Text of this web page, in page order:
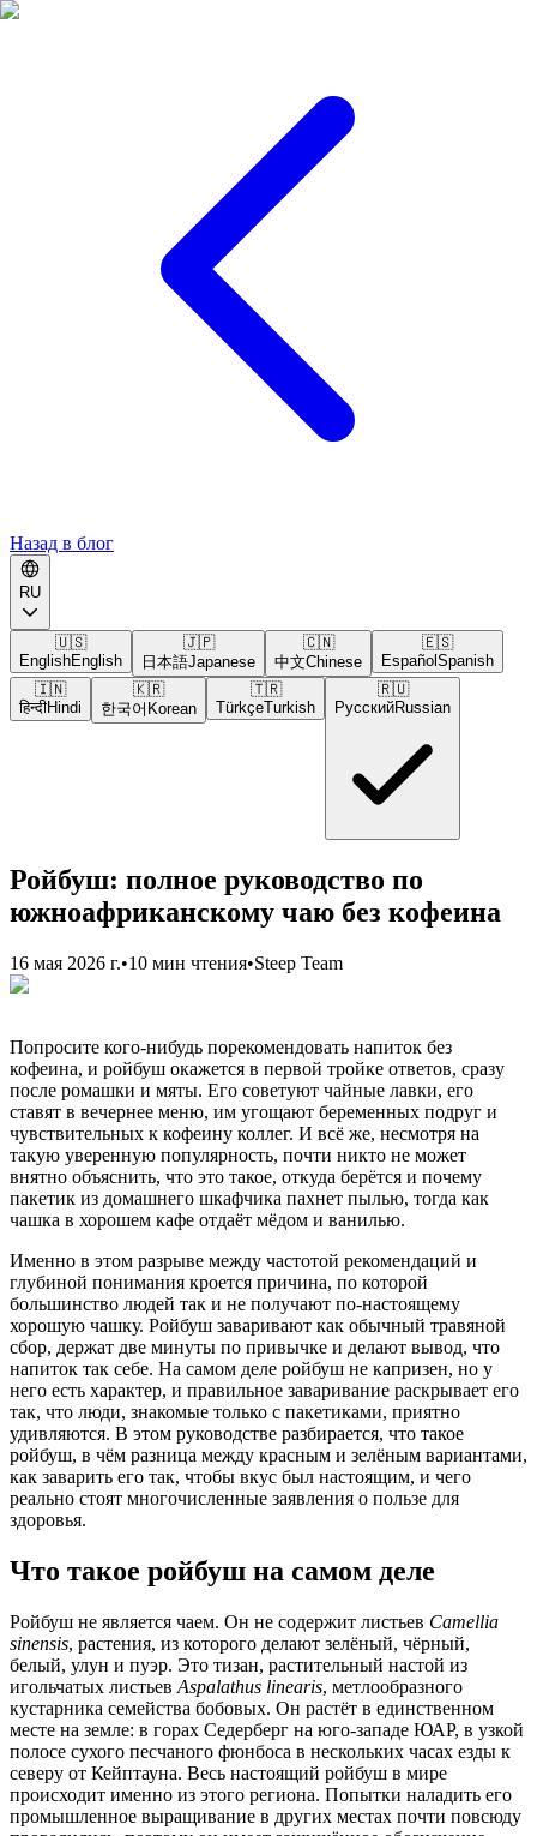
Назад в блог
RU
🇺🇸
EnglishEnglish
🇯🇵
日本語Japanese
🇨🇳
中文Chinese
🇪🇸
Español Spanish
🇮🇳
हिन्दीHindi
🇰🇷
한국어 Korean
🇹🇷
TürkçeTurkish
🇷🇺
РусскийRussian
Ройбуш: полное руководство по
южноафриканскому чаю без кофеина
16 мая 2026 г.•10 мин чтения•Steep Team
Попросите кого-нибудь порекомендовать напиток без
кофеина, и ройбуш окажется в первой тройке ответов, сразу
после ромашки и мяты. Его советуют чайные лавки, его
ставят в вечернее меню, им угощают беременных подруг и
чувствительных к кофеину коллег. И всё же, несмотря на
такую уверенную популярность, почти никто не может
внятно объяснить, что это такое, откуда берётся и почему
пакетик из домашнего шкафчика пахнет пылью, тогда как
чашка в хорошем кафе отдаёт мёдом и ванилью.
Именно в этом разрыве между частотой рекомендаций и
глубиной понимания кроется причина, по которой
большинство людей так и не получают по-настоящему
хорошую чашку. Ройбуш заваривают как обычный травяной
сбор, держат две минуты по привычке и делают вывод, что
напиток так себе. На самом деле ройбуш не капризен, но у
него есть характер, и правильное заваривание раскрывает его
так, что люди, знакомые только с пакетиками, приятно
удивляются. В этом руководстве разбирается, что такое
ройбуш, в чём разница между красным и зелёным вариантами,
как заварить его так, чтобы вкус был настоящим, и чего
реально стоят многочисленные заявления о пользе для
здоровья.
Что такое ройбуш на самом деле
Ройбуш не является чаем. Он не содержит листьев Camellia
sinensis, растения, из которого делают зелёный, чёрный,
белый, улун и пуэр. Это тизан, растительный настой из
игольчатых листьев Aspalathus linearis, метлообразного
кустарника семейства бобовых. Он растёт в единственном
месте на земле: в горах Седерберг на юго-западе ЮАР, в узкой
полосе сухого песчаного фюнбоса в нескольких часах езды к
северу от Кейптауна. Весь настоящий ройбуш в мире
происходит именно из этого региона. Попытки наладить его
промышленное выращивание в других местах почти повсюду